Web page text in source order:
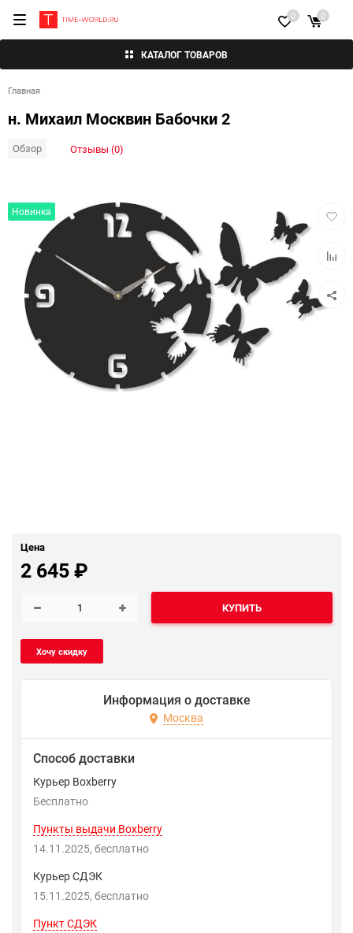
КАТАЛОГ ТОВАРОВ
0 0
Главная
н. Михаил Москвин Бабочки 2
Обзор Отзывы (0)
Новинка
Цена
2 645₽
КУПИТЬ
Информация о доставке
Москва
Способ доставки
Курьер Boxberry
Бесплатно
Пункты выдачи Boxberry
14.11.2025
Бесплатно
Курьер СДЭК
15.11.2025
Бесплатно
Пункт СДЭК